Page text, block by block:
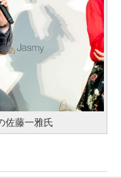
佐藤一雅氏